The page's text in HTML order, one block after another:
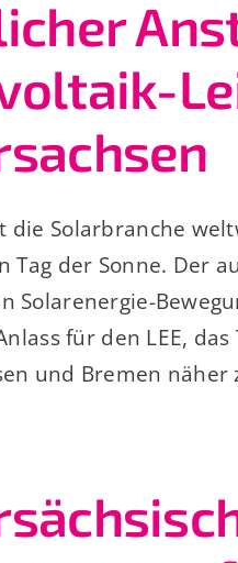
die Solarbranche
Tag der Sonne. Der
Solarenergie-
für den LEE,
und Bremen näher